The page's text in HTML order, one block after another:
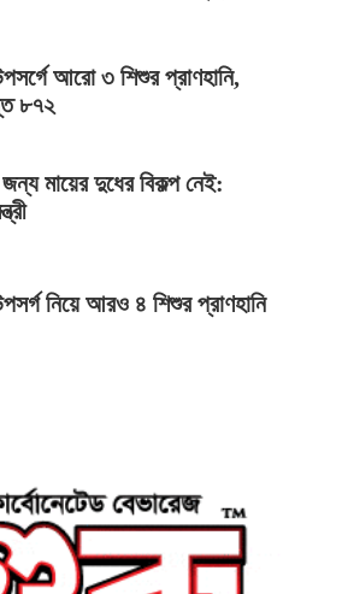
আরো ৩ শিশুর প্রাণহানি,
৮৭২
মায়ের দুধের বিকল্প নেই:
নিয়ে আরও ৪ শিশুর প্রাণহানি